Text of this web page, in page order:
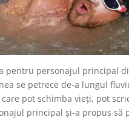
pentru personajul principal
se petrece de-a lungul
pot schimba vieţi, pot
principal şi-a propus să